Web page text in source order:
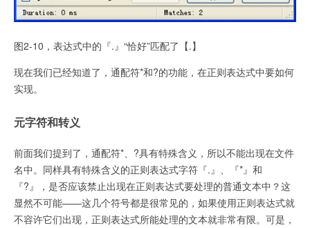
图2-10，表达式中的『.』“恰好”匹配了【.】
现在我们已经知道了，通配符*和?的功能，在正则表达式中要如何
实现。
元字符和转义
前面我们提到了，通配符*、?具有特殊含义，所以不能出现在文件
名中。同样具有特殊含义的正则表达式字符『.』、『*』和
『?』，是否应该禁止出现在正则表达式要处理的普通文本中？这
显然不可能——这几个符号都是很常见的，如果使用正则表达式就
不容许它们出现，正则表达式所能处理的文本就非常有限。可是，